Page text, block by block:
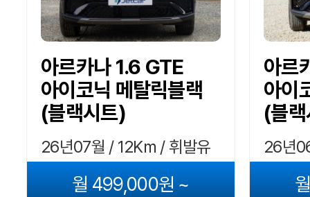
아르카나 1.6 GTE
아이코닉 메탈릭블랙
(블랙시트)
26년07월 / 12Km / 휘발유
월 499,000원 ~
아르
아이
(블
26년